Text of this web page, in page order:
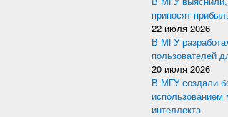
приносят
22 июля 2026
В МГУ
пользователей
20 июля 2026
В МГУ создали
использованием
интеллекта